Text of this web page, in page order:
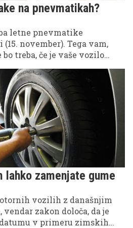
na pnevmatikah?
letne pnevmatike
november). Tega vam,
treba, če je vaše vozilo
na pnevmatikah in zakaj bi
lahko zamenjate gume
vozilih z današnjim
zakon določa, da je
v primeru zimskih